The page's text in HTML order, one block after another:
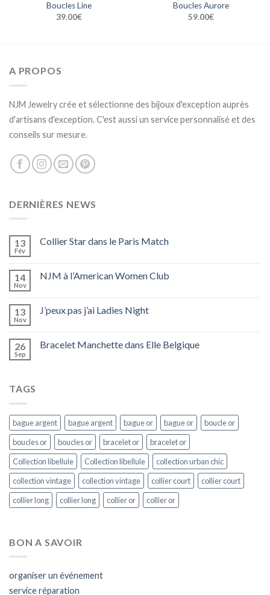
Boucles Line
39.00€
Boucles Aurore
59.00€
A PROPOS
NJM Jewelry crée et sélectionne des bijoux d'exception auprès
d'artisans d'exception. C'est aussi un service personnalisé et des
conseils sur mesure.
DERNIÈRES NEWS
13
Fév
Collier Star dans le Paris Match
14
Nov
NJM à l’American Women Club
13
Nov
J’peux pas j’ai Ladies Night
26
Sep
Bracelet Manchette dans Elle Belgique
TAGS
bague argent bague argent bague or bague or
boucle or
boucles or
boucles or bracelet or
bracelet or
Collection libellule
Collection libellule
collection urban chic
collection vintage
collection vintage collier court
collier court
collier long
collier long collier or collier or
BON A SAVOIR
organiser un événement
service réparation